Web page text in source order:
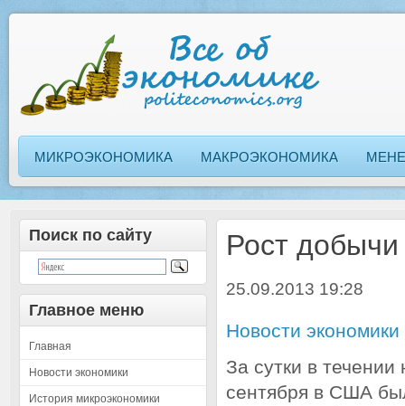
МИКРОЭКОНОМИКА МАКРОЭКОНОМИКА
Поиск по сайту
Главное меню
Главная
Новости экономики
История микроэкономики
Рост
25.09.2013 19:28
Новости экономики
За сутки в течении
сентября в США